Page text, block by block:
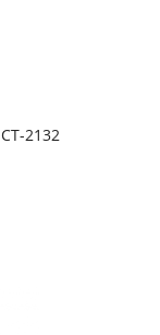
2132